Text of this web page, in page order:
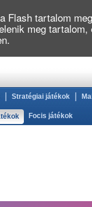
Stratégiai játékok
Focis játékok
Flash tartalom
meg